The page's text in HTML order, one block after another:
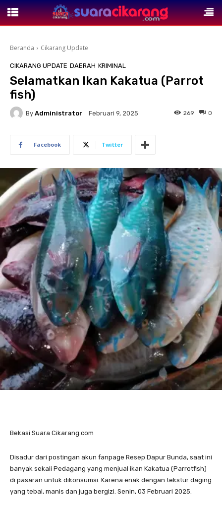
Beranda Cikarang Update
CIKARANG UPDATE DAERAH KRIMINAL
Selamatkan Ikan Kakatua (Parrot
fish)
By Administrator Februari 9, 2025 0
269
Facebook Twitter
Bekasi Suara Cikarang.com
Disadur dari postingan akun fanpage Resep Dapur Bunda, saat ini
banyak sekali Pedagang yang menjual ikan Kakatua (Parrotfish)
di pasaran untuk dikonsumsi. Karena enak dengan tekstur daging
yang tebal, manis dan juga bergizi. Senin, 03 Februari 2025.